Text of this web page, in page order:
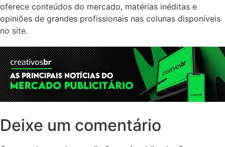
oferece conteúdos do mercado, matérias inéditas e
opiniões de grandes profissionais nas colunas disponíveis
no site.
Deixe um comentário